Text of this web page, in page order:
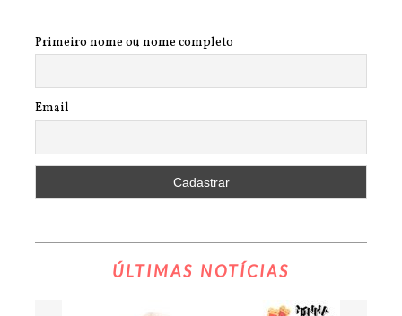
Primeiro nome ou nome completo
Email
ÚLTIMAS NOTÍCIAS